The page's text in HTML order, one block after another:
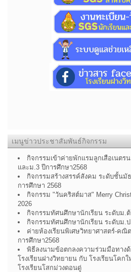
เมนูข่าวประชาสัมพันธ์กิจกรรม
กิจกรรมเข้าค่ายพักแรมลูกเสือเนตร
และม.3 ปีการศึกษา2568
กิจกรรมสร้างสรรค์สังคม ระดับชั้น
การศึกษา 2568
กิจกรรม "วันคริสต์มาส" Merry
2026
กิจกรรมทัศนศึกษานักเรียน ระดับม.
กิจกรรมทัศนศึกษานักเรียน ระดับม.
ค่ายห้องเรียนพิเศษวิทยาศาสตร์-คณิ
การศึกษา2568
พิธีลงนามข้อตกลงความร่วมมือทางด้
โรงเรียนฝางวิทยายน กับ โรงเรียนโคก
โรงเรียนโสกม่วงดอนดู่